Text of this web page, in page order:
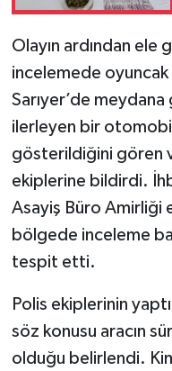
Olayın ardından ele
incelemede
Sarıyer’de
ilerleyen bir
gösterildiğini gören
ekiplerine bildirdi.
Asayiş Büro Amirliği
bölgede inceleme
tespit etti.
Polis ekiplerinin
söz konusu aracın
olduğu belirlendi.